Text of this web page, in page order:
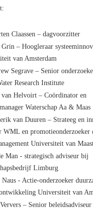
Claassen – dagvoorzitter
Grin – Hoogleraar
van Amsterdam
Segrave – Senior
Research Institute
Helvoirt – Coördinator en
Waterschap Aa & Maas
van Duuren – Strateeg en
WML en promotieonderzoeker
Universiteit van
Man - strategisch adviseur bij
Limburg
Naus - Actie-onderzoeker
Universiteit van
– Senior beleidsadviseur